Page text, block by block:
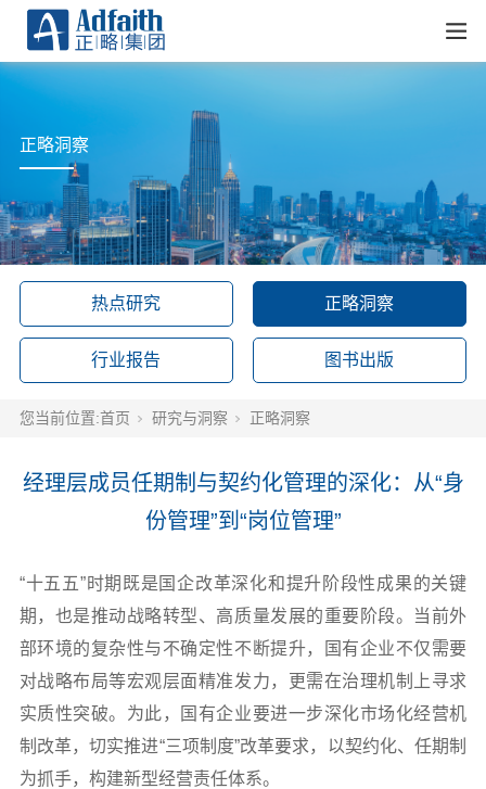
正略洞察
热点研究 正略洞察
行业报告 图书出版
您当前位置:首页 研究与洞察 正略洞察
经理层成员任期制与契约化管理的深化：从“身
份管理”到“岗位管理”
“十五五”时期既是国企改革深化和提升阶段性成果的关键
期，也是推动战略转型、高质量发展的重要阶段。当前外
部环境的复杂性与不确定性不断提升，国有企业不仅需要
对战略布局等宏观层面精准发力，更需在治理机制上寻求
实质性突破。为此，国有企业要进一步深化市场化经营机
制改革，切实推进“三项制度”改革要求，以契约化、任期制
为抓手，构建新型经营责任体系。